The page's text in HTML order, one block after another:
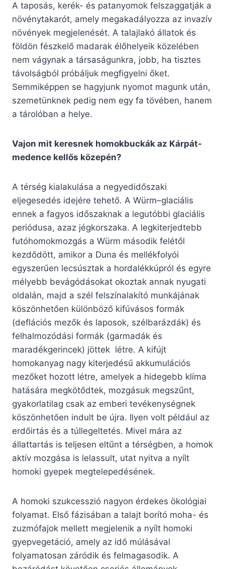
A taposás, kerék- és patanyomok felszaggatják a
növénytakarót, amely megakadályozza az invazív
növények megjelenését. A talajlakó állatok és
földön fészkelő madarak élőhelyeik közelében
nem vágynak a társaságunkra, jobb, ha tisztes
távolságból próbáljuk megfigyelni őket.
Semmiképpen se hagyjunk nyomot magunk után,
szemetünknek pedig nem egy fa tövében, hanem
a tárolóban a helye.
Vajon mit keresnek homokbuckák az Kárpát-
medence kellős közepén?
A térség kialakulása a negyedidőszaki
eljegesedés idejére tehető. A Würm–glaciális
ennek a fagyos időszaknak a legutóbbi glaciális
periódusa, azaz jégkorszaka. A legkiterjedtebb
futóhomokmozgás a Würm második felétől
kezdődött, amikor a Duna és mellékfolyói
egyszerűen lecsúsztak a hordalékkúpról és egyre
mélyebb bevágódásokat okoztak annak nyugati
oldalán, majd a szél felszínalakító munkájának
köszönhetően különböző kifúvásos formák
(deflációs mezők és laposok, szélbarázdák) és
felhalmozódási formák (garmadák és
maradékgerincek) jöttek létre. A kifújt
homokanyag nagy kiterjedésű akkumulációs
mezőket hozott létre, amelyek a hidegebb klíma
hatására megkötődtek, mozgásuk megszűnt,
gyakorlatilag csak az emberi tevékenységnek
köszönhetően indult be újra. Ilyen volt például az
erdőirtás és a túllegeltetés. Mivel mára az
állattartás is teljesen eltűnt a térségben, a homok
aktív mozgása is lelassult, utat nyitva a nyílt
homoki gyepek megtelepedésének.
A homoki szukcesszió nagyon érdekes ökológiai
folyamat. Első fázisában a talajt borító moha- és
zuzmófajok mellett megjelenik a nyílt homoki
gyepvegetáció, amely az idő múlásával
folyamatosan záródik és felmagasodik. A